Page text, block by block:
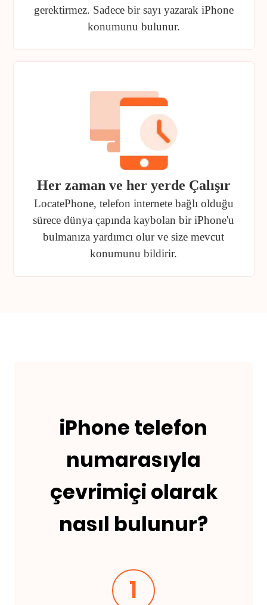
gerektirmez. Sadece bir sayı yazarak iPhone
konumunu bulunur.
Her zaman ve her yerde Çalışır
LocatePhone, telefon internete bağlı olduğu
sürece dünya çapında kaybolan bir iPhone'u
bulmanıza yardımcı olur ve size mevcut
konumunu bildirir.
iPhone telefon
numarasıyla
çevrimiçi olarak
nasıl bulunur?
1